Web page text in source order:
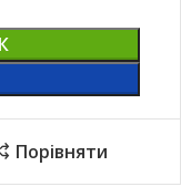
Порівняти